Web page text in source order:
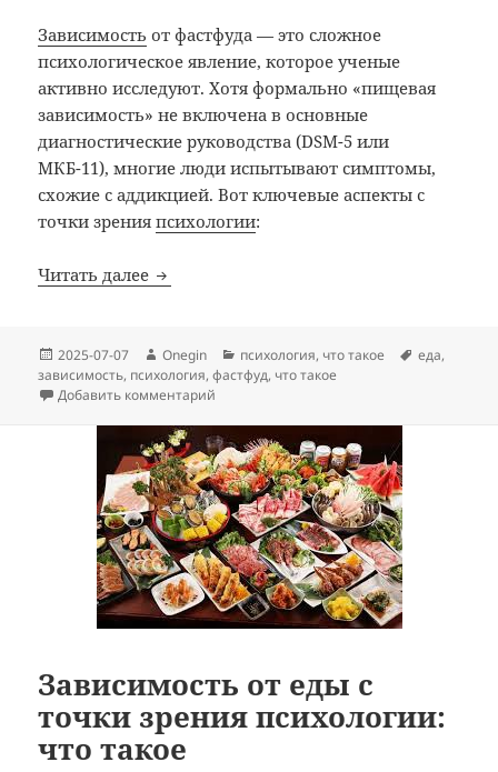
Зависимость от фастфуда — это сложное
психологическое явление, которое ученые
активно исследуют. Хотя формально «пищевая
зависимость» не включена в основные
диагностические руководства (DSM-5 или
МКБ-11), многие люди испытывают симптомы,
схожие с аддикцией. Вот ключевые аспекты с
точки зренияпсихологии:
Читать далее Зависимость от фастфуда с точки
Опубликовано
2025-07-07 Автор
Onegin Рубрики
психология, что такое Метки
еда,
зависимость, психология,фастфуд, что такое
Добавить комментарий
Зависимость от еды с
точки зрения психологии:
что такое